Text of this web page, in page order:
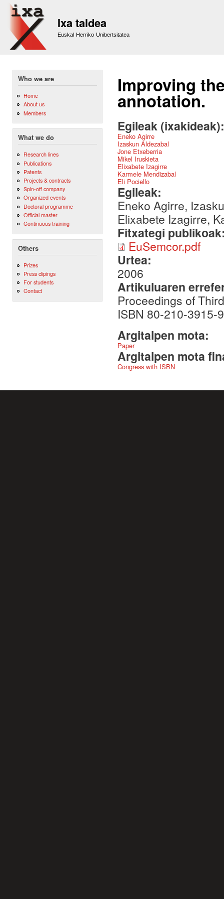
Ixa taldea
Euskal Herriko Unibertsitatea
Who we are
Home
About us
Members
What we do
Research lines
Publications
Patents
Projects & contracts
Spin-off company
Organized events
Doctoral programme
Official master
Continuous training
Others
Prizes
Press clipings
For students
Contact
Improving
annotation.
Egileak
Eneko Agirre
Izaskun Aldezabal
Jone Etxeberria
Mikel Iruskieta
Elixabete Izagirre
Karmele Mendizabal
Eli Pociello
Egileak:
Eneko Agirre,
Elixabete Izagirre,
Fitxategi
EuSemcor.pdf
Urtea:
2006
Artikuluaren
Proceedings of
ISBN 80-210-3915-
Argitalpen mota:
Paper
Argitalpen mota
Congress with ISBN